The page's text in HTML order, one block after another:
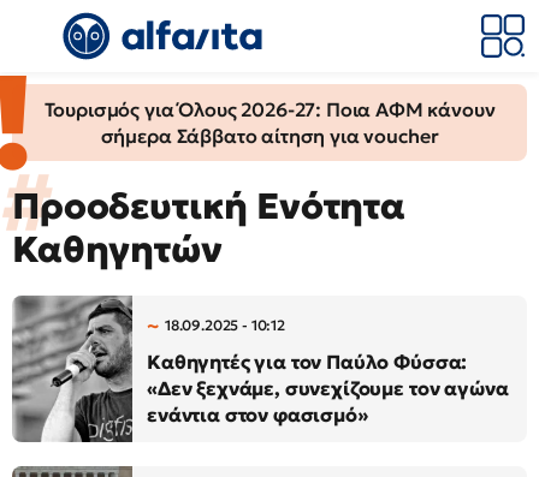
Τουρισμός για Όλους 2026-27: Ποια ΑΦΜ κάνουν
σήμερα Σάββατο αίτηση για voucher
Προοδευτική Ενότητα
Καθηγητών
18.09.2025 - 10:12
Καθηγητές για τον Παύλο Φύσσα:
«Δεν ξεχνάμε, συνεχίζουμε τον αγώνα
ενάντια στον φασισμό»